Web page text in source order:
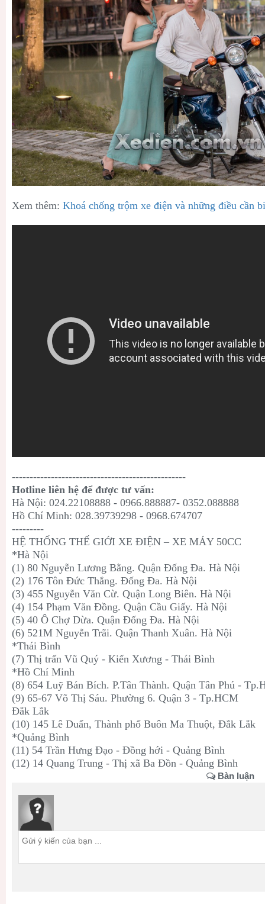
Xem thêm: Khoá chống trộm xe điện và những điều cần
-------------------------------------------------
Hotline liên hệ để được tư vấn:
Hà Nội: 024.22108888 - 0966.888887- 0352.088888
Hồ Chí Minh: 028.39739298 - 0968.674707
---------
HỆ THỐNG THẾ GIỚI XE ĐIỆN – XE MÁY 50CC
*Hà Nội
(1) 80 Nguyễn Lương Bằng. Quận Đống Đa. Hà Nội
(2) 176 Tôn Đức Thắng. Đống Đa. Hà Nội
(3) 455 Nguyễn Văn Cừ. Quận Long Biên. Hà Nội
(4) 154 Phạm Văn Đồng. Quận Cầu Giấy. Hà Nội
(5) 40 Ô Chợ Dừa. Quận Đống Đa. Hà Nội
(6) 521M Nguyễn Trãi. Quận Thanh Xuân. Hà Nội
*Thái Bình
(7) Thị trấn Vũ Quý - Kiến Xương - Thái Bình
*Hồ Chí Minh
(8) 654 Luỹ Bán Bích. P.Tân Thành. Quận Tân Phú -
(9) 65-67 Võ Thị Sáu. Phường 6. Quận 3 - Tp.HCM
Đắk Lắk
(10) 145 Lê Duẩn, Thành phố Buôn Ma Thuột, Đắk Lắk
*Quảng Bình
(11) 54 Trần Hưng Đạo - Đồng hới - Quảng Bình
(12) 14 Quang Trung - Thị xã Ba Đồn - Quảng Bình
Bàn luận